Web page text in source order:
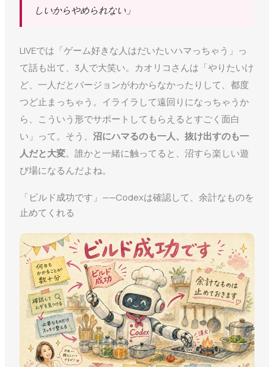
しいからやめられない」
LIVEでは「ゲーム好きな人はだいたいハマっちゃう」っ
て話も出て、3人で大笑い。カオリコさんは「やりたいけ
ど、一人だとバージョンがわからなかったりして、都度
つど止まっちゃう。イライラして遠回りになっちゃうか
ら、こういう形でサポートしてもらえるとすごく面白
い」って。そう、 沼にハマるのも一人、抜け出すのも一
人だと大変。誰かと一緒に触ってると、沼すら楽しい遊
び場になるんだよね。
「ビルド成功です」——Codexは確認して、余計なものを
止めてくれる